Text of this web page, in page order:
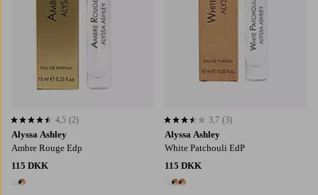
Alyssa Ashley
Ambre Rouge Edp
115 DKK
2 farver
4,5 baseret på 2 bedømmelser
4,5 (2)
Alyssa Ashley
White Patchouli EdP
115 DKK
3 farver
3,7 baseret på 3 bedømmelser
3,7 (3)